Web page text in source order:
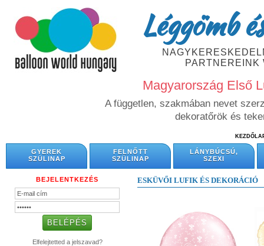
Léggömb
PARTNEREINK
Magyarország Első
A független, szakmában nevet
dekoratőrök és
GYEREK
SZÜLINAP
FELNŐTT
SZÜLINAP
LÁNYBÚCSÚ,
SZEXI
BEJELENTKEZÉS
Elfelejtetted a jelszavad?
ESKÜVŐI LUFIK ÉS DEKORÁCIÓ